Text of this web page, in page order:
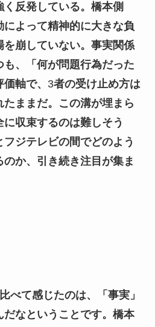
反発している。橋本側
よって精神的に大きな負
崩していない。事実関係
、「何が問題行為だった
軸で、 3者の受け止め方は
ままだ。この溝が埋まら
収束するのは難しそう
ジテレビの間でどのよう
か、引き続き注目が集ま
べて感じたのは、「事実」
だなということです。橋本